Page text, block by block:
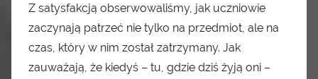
Z satysfakcją obserwowaliśmy, jak uczniowie
zaczynają patrzeć nie tylko na przedmiot, ale na
czas, który w nim został zatrzymany. Jak
zauważają, że kiedyś – tu, gdzie dziś żyją oni –